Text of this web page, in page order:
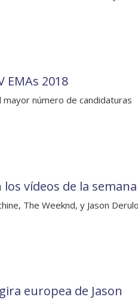
EMAs 2018
mayor número de candidaturas
los vídeos de la semana
The Weeknd, y Jason Derulo
europea de Jason